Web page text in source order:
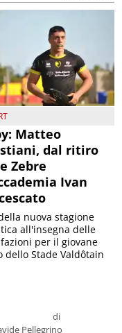
Matteo
dal ritiro
Zebre
Ivan
di
Pellegrino
nuova stagione
all'insegna delle
per il giovane
dello Stade Valdôtain